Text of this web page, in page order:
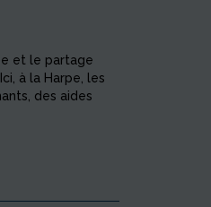
et le partage
à la Harpe, les
des aides